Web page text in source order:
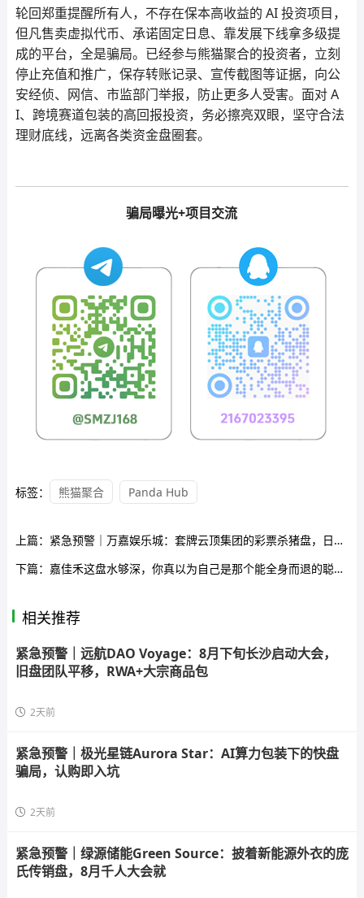
轮回郑重提醒所有人，不存在保本高收益的 AI 投资项目，
但凡售卖虚拟代币、承诺固定日息、靠发展下线拿多级提
成的平台，全是骗局。已经参与熊猫聚合的投资者，立刻
停止充值和推广，保存转账记录、宣传截图等证据，向公
安经侦、网信、市监部门举报，防止更多人受害。面对 A
I、跨境赛道包装的高回报投资，务必擦亮双眼，坚守合法
理财底线，远离各类资金盘圈套。
骗局曝光+项目交流
标签： 熊猫聚合 Panda Hub
上篇： 紧急预警｜万嘉娱乐城：套牌云顶集团的彩票杀猪盘，日息2%“养盘”即将收网跑路
下篇： 嘉佳禾这盘水够深，你真以为自己是那个能全身而退的聪明人吗？
相关推荐
紧急预警｜远航DAO Voyage：8月下旬长沙启动大会，
旧盘团队平移，RWA+大宗商品包
2天前
紧急预警｜极光星链Aurora Star：AI算力包装下的快盘
骗局，认购即入坑
2天前
紧急预警｜绿源储能Green Source：披着新能源外衣的庞
氏传销盘，8月千人大会就